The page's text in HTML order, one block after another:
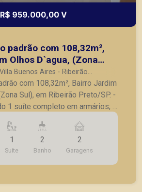
R$ 959.000,00 V
padrão com 108,32m²,
Olhos D`agua, (Zona
Preto/SP.
Buenos Aires - Ribeirão
com 108,32m², Bairro Jardim
Sul), em Ribeirão Preto/SP. -
1 suíte completo em armários; -
2 ambientes; - Cozinha
- Varanda gourmet
- 2 vagas de garagem. A
objetivo atender seus clientes
segurança, em locação, vendas
1
Suite
2
Banho
2
Garagens